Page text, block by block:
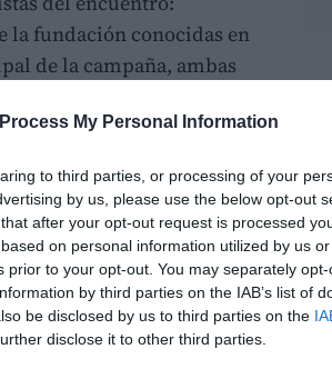
My Personal Information
to third parties, or processing of your
by us, please use the below opt-out
after your opt-out request is processed
on personal information utilized by us
prior to your opt-out. You may separately
by third parties on the IAB’s list of
be disclosed by us to third parties on the
disclose it to other third parties.
la fundación conocidas en
de la campaña, ambas
de la cesta de la compra
debe depositarse
reciclaje.